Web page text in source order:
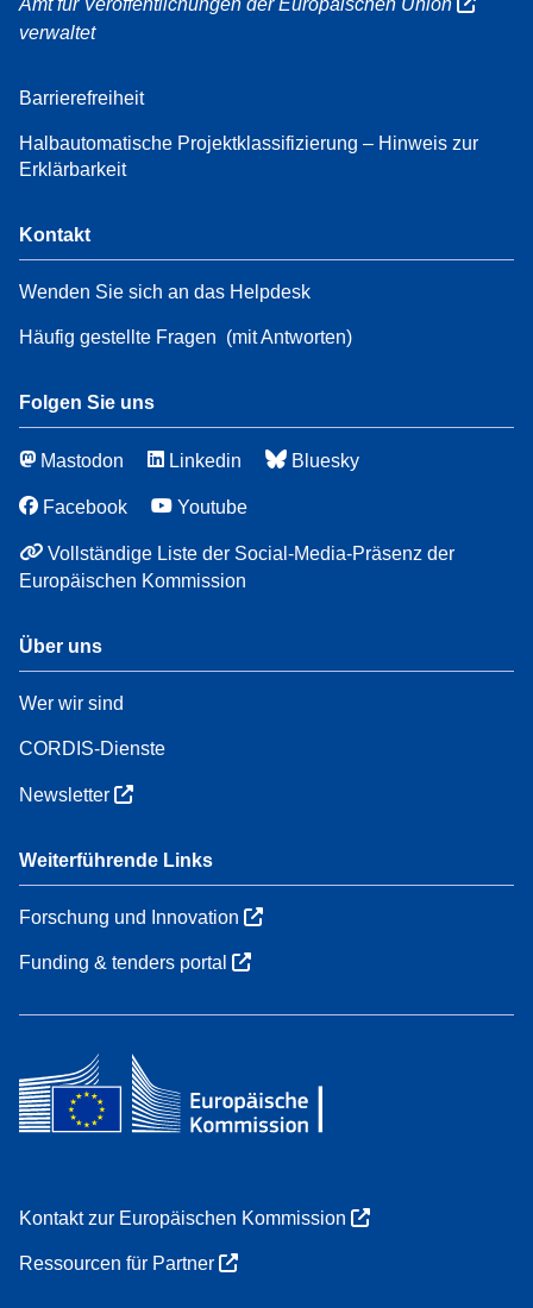
Amt für Veröffentlichungen der Europäischen Union
verwaltet
Barrierefreiheit
Halbautomatische Projektklassifizierung – Hinweis zur
Erklärbarkeit
Kontakt
Wenden Sie sich an das Helpdesk
Häufig gestellte Fragen (mit Antworten)
Folgen Sie uns
Mastodon Linkedin Bluesky
Facebook Youtube
Vollständige Liste der Social-Media-Präsenz der
Europäischen Kommission
Über uns
Wer wir sind
CORDIS-Dienste
Newsletter
Weiterführende Links
Forschung und Innovation
Funding & tenders portal
Kontakt zur Europäischen Kommission
Ressourcen für Partner